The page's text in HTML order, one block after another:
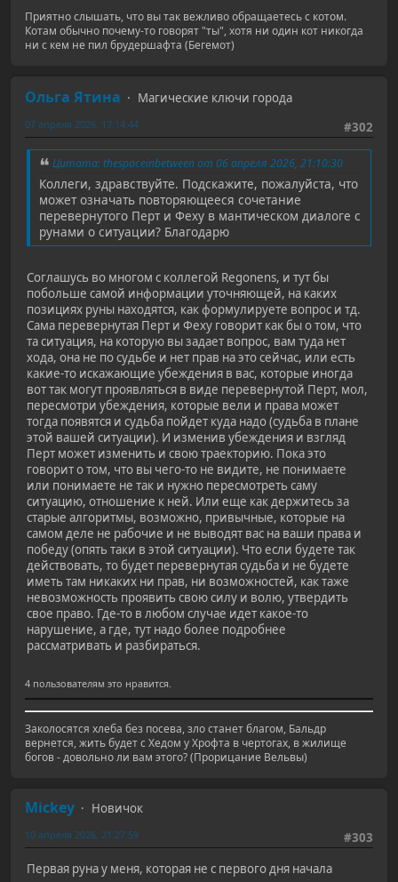
Приятно слышать, что вы так вежливо обращаетесь с котом.
Котам обычно почему-то говорят "ты", хотя ни один кот никогда
ни с кем не пил брудершафта (Бегемот)
Ольга Ятина
Магические ключи города
#302
07 апреля 2026, 17:14:44
Цитата: thespaceinbetween от 06 апреля 2026, 21:10:30
Коллеги, здравствуйте. Подскажите, пожалуйста, что
может означать повторяющееся сочетание
перевернутого Перт и Феху в мантическом диалоге с
рунами о ситуации? Благодарю
Соглашусь во многом с коллегой Regonens, и тут бы
побольше самой информации уточняющей, на каких
позициях руны находятся, как формулируете вопрос и тд.
Сама перевернутая Перт и Феху говорит как бы о том, что
та ситуация, на которую вы задает вопрос, вам туда нет
хода, она не по судьбе и нет прав на это сейчас, или есть
какие-то искажающие убеждения в вас, которые иногда
вот так могут проявляться в виде перевернутой Перт, мол,
пересмотри убеждения, которые вели и права может
тогда появятся и судьба пойдет куда надо (судьба в плане
этой вашей ситуации). И изменив убеждения и взгляд
Перт может изменить и свою траекторию. Пока это
говорит о том, что вы чего-то не видите, не понимаете
или понимаете не так и нужно пересмотреть саму
ситуацию, отношение к ней. Или еще как держитесь за
старые алгоритмы, возможно, привычные, которые на
самом деле не рабочие и не выводят вас на ваши права и
победу (опять таки в этой ситуации). Что если будете так
действовать, то будет перевернутая судьба и не будете
иметь там никаких ни прав, ни возможностей, как таже
невозможность проявить свою силу и волю, утвердить
свое право. Где-то в любом случае идет какое-то
нарушение, а где, тут надо более подробнее
рассматривать и разбираться.
4 пользователям это нравится.
Заколосятся хлеба без посева, зло станет благом, Бальдр
вернется, жить будет с Хедом у Хрофта в чертогах, в жилище
богов - довольно ли вам этого? (Прорицание Вельвы)
Mickey
Новичок
#303
10 апреля 2026, 21:27:59
Первая руна у меня, которая не с первого дня начала